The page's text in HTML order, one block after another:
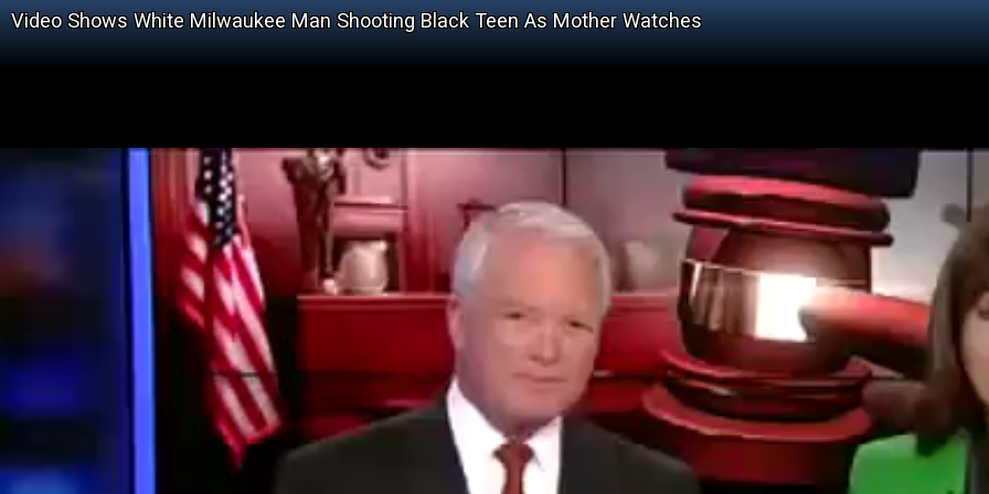
Video Shows White Milwaukee Man Shooting Black Teen As Mother Watches